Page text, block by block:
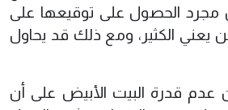
مجرد الحصول على توقيعها على
يعني الكثير، ومع ذلك قد يحاول
عدم قدرة البيت الأبيض على أن